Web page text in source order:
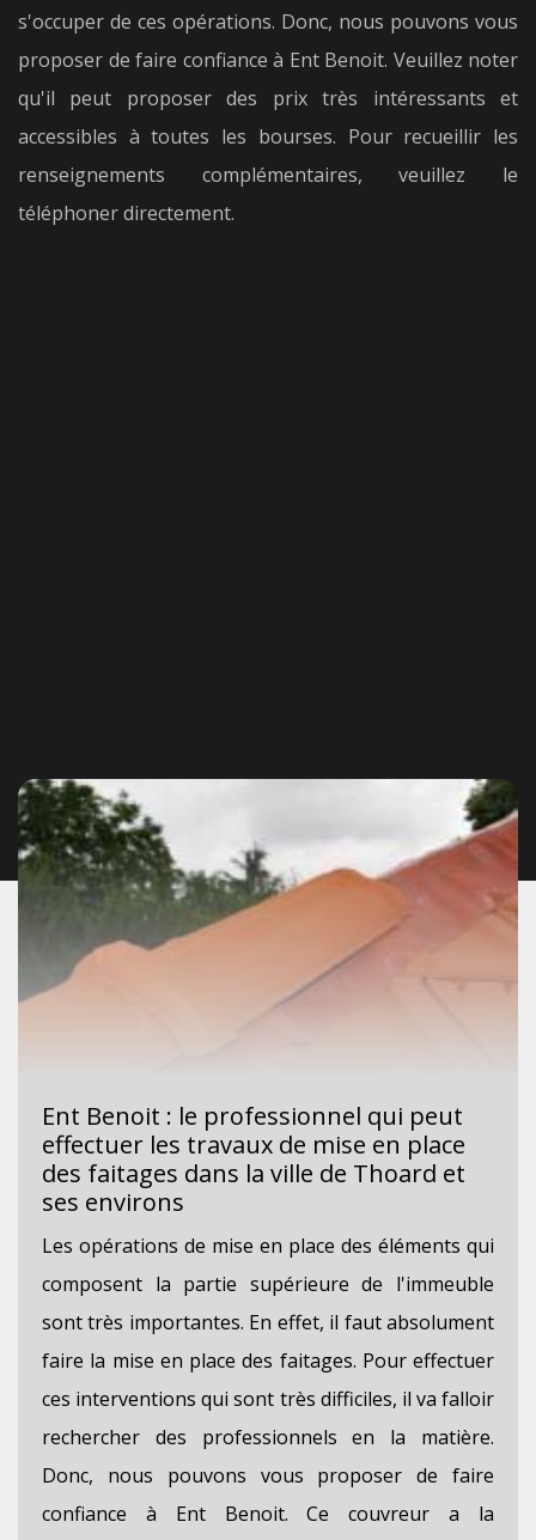
s'occuper de ces opérations. Donc, nous pouvons vous
proposer de faire confiance à Ent Benoit. Veuillez noter
qu'il peut proposer des prix très intéressants et
accessibles à toutes les bourses. Pour recueillir les
renseignements complémentaires, veuillez le
téléphoner directement.
Ent Benoit : le professionnel qui peut
effectuer les travaux de mise en place
des faitages dans la ville de Thoard et
ses environs
Les opérations de mise en place des éléments qui
composent la partie supérieure de l'immeuble
sont très importantes. En effet, il faut absolument
faire la mise en place des faitages. Pour effectuer
ces interventions qui sont très difficiles, il va falloir
rechercher des professionnels en la matière.
Donc, nous pouvons vous proposer de faire
confiance à Ent Benoit. Ce couvreur a la